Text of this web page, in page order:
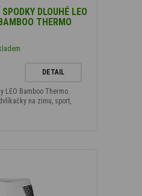
DLOUHÉ LEO
THERMO
DETAIL
LEO Bamboo Thermo.
na zimu, sport,